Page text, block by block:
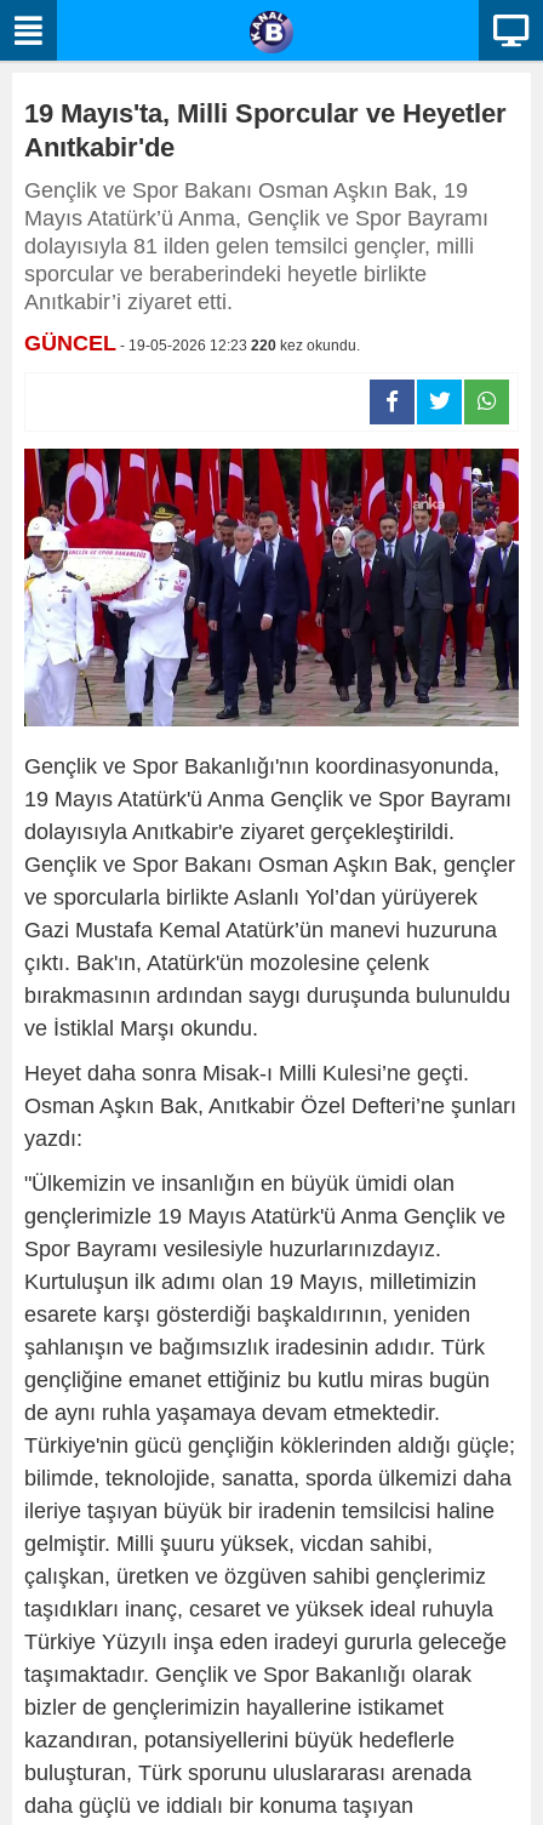
19 Mayıs'ta, Milli Sporcular ve Heyetler
Anıtkabir'de
Gençlik ve Spor Bakanı Osman Aşkın Bak, 19
Mayıs Atatürk’ü Anma, Gençlik ve Spor Bayramı
dolayısıyla 81 ilden gelen temsilci gençler, milli
sporcular ve beraberindeki heyetle birlikte
Anıtkabir’i ziyaret etti.
GÜNCEL - 19-05-2026 12:23 220 kez okundu.
Gençlik ve Spor Bakanlığı'nın koordinasyonunda,
19 Mayıs Atatürk'ü Anma Gençlik ve Spor Bayramı
dolayısıyla Anıtkabir'e ziyaret gerçekleştirildi.
Gençlik ve Spor Bakanı Osman Aşkın Bak, gençler
ve sporcularla birlikte Aslanlı Yol’dan yürüyerek
Gazi Mustafa Kemal Atatürk’ün manevi huzuruna
çıktı. Bak'ın, Atatürk'ün mozolesine çelenk
bırakmasının ardından saygı duruşunda bulunuldu
ve İstiklal Marşı okundu.
Heyet daha sonra Misak-ı Milli Kulesi’ne geçti.
Osman Aşkın Bak, Anıtkabir Özel Defteri’ne şunları
yazdı:
"Ülkemizin ve insanlığın en büyük ümidi olan
gençlerimizle 19 Mayıs Atatürk'ü Anma Gençlik ve
Spor Bayramı vesilesiyle huzurlarınızdayız.
Kurtuluşun ilk adımı olan 19 Mayıs, milletimizin
esarete karşı gösterdiği başkaldırının, yeniden
şahlanışın ve bağımsızlık iradesinin adıdır. Türk
gençliğine emanet ettiğiniz bu kutlu miras bugün
de aynı ruhla yaşamaya devam etmektedir.
Türkiye'nin gücü gençliğin köklerinden aldığı güçle;
bilimde, teknolojide, sanatta, sporda ülkemizi daha
ileriye taşıyan büyük bir iradenin temsilcisi haline
gelmiştir. Milli şuuru yüksek, vicdan sahibi,
çalışkan, üretken ve özgüven sahibi gençlerimiz
taşıdıkları inanç, cesaret ve yüksek ideal ruhuyla
Türkiye Yüzyılı inşa eden iradeyi gururla geleceğe
taşımaktadır. Gençlik ve Spor Bakanlığı olarak
bizler de gençlerimizin hayallerine istikamet
kazandıran, potansiyellerini büyük hedeflerle
buluşturan, Türk sporunu uluslararası arenada
daha güçlü ve iddialı bir konuma taşıyan